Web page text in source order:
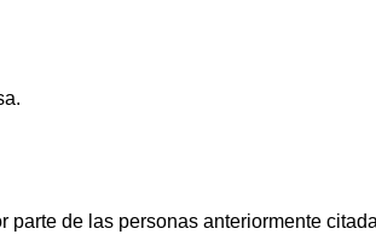
de las personas anteriormente